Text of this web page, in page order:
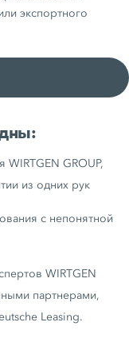
экспортного
GROUP,
из одних рук
с непонятной
WIRTGEN
партнерами,
Leasing.